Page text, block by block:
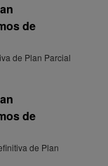
de
de Plan Parcial
de
de Plan